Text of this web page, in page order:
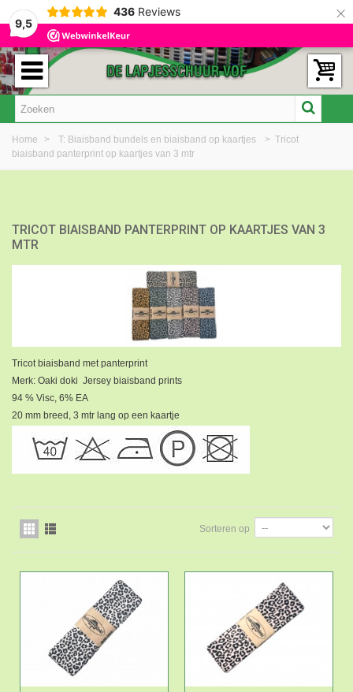
9,5
436 Reviews ×
Home > T: Biaisband bundels en biaisband op kaartjes > Tricot
biaisband panterprint op kaartjes van 3 mtr
TRICOT BIAISBAND PANTERPRINT OP KAARTJES VAN 3
MTR
Tricot biaisband met panterprint
Merk: Oaki doki Jersey biaisband prints
94 % Visc, 6% EA
20 mm breed, 3 mtr lang op een kaartje
Sorteren op